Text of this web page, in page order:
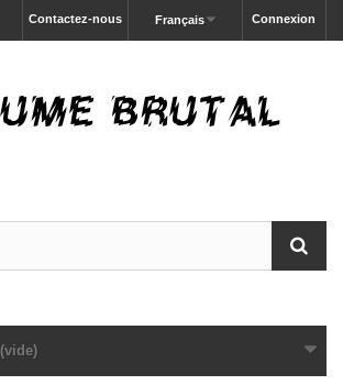
Connexion
Français
Contactez-nous
(vide)